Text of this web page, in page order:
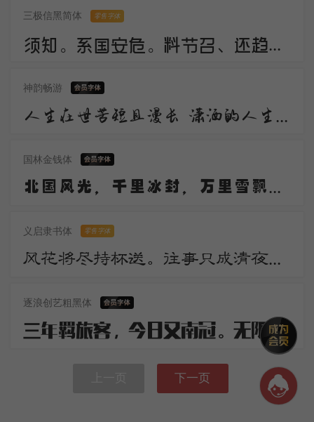
三极信黑简体 零售字体
须知。系国安危。料节召、还趋浴凤池。且代工施化，持钧播泽，置盂天下，此外何思。素卷书名，赤松游道，飙驭云軿仙可期。湖山美，有啼猿唳鹤，相望东归。
神韵畅游
人生在世苦短且漫长 潇洒的人生谁不倾情羡慕 潇洒 是一道醉人的风景 宛若美丽的音符自然流动 是人生内在气质的飘逸
国林金钱体
北国风光，千里冰封，万里雪飘。望长城内外，惟余莽莽；大河上下，顿失滔滔。山舞银蛇，原驰蜡象，欲与天公试比高。
义启隶书体 零售字体
风花将尽持杯送。往事只成清夜梦。莫更登楼。坐想行思已是愁。
逐浪创艺粗黑体
三年羁旅客，今日又南冠。无限河山泪，谁言天地宽。已知泉路近，欲别故乡难。毅魄归来日，灵旗空际看。
下一页